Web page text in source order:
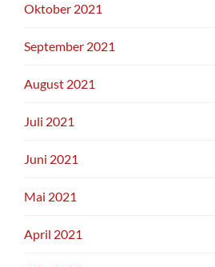
Oktober 2021
September 2021
August 2021
Juli 2021
Juni 2021
Mai 2021
April 2021